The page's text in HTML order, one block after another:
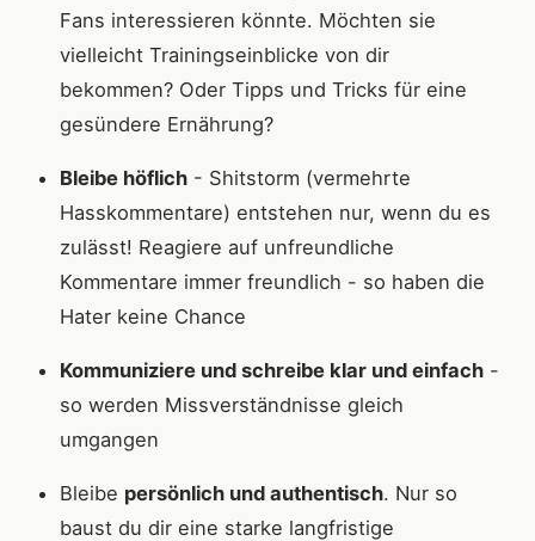
Fans interessieren könnte. Möchten sie
vielleicht Trainingseinblicke von dir
bekommen? Oder Tipps und Tricks für eine
gesündere Ernährung?
Bleibe höflich - Shitstorm (vermehrte
Hasskommentare) entstehen nur, wenn du es
zulässt! Reagiere auf unfreundliche
Kommentare immer freundlich - so haben die
Hater keine Chance
Kommuniziere und schreibe klar und einfach -
so werden Missverständnisse gleich
umgangen
Bleibe persönlich und authentisch. Nur so
baust du dir eine starke langfristige